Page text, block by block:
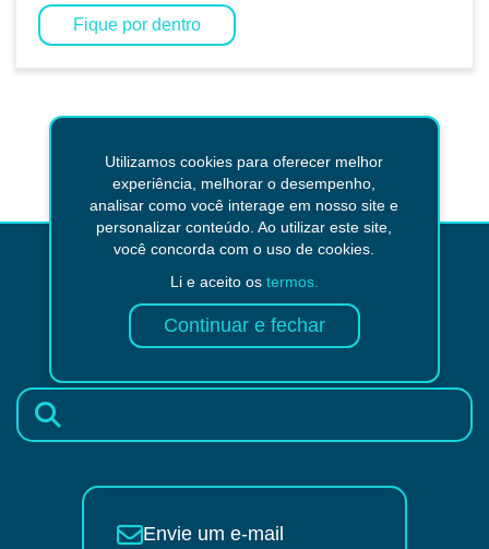
Fique por dentro
Não encontrou o que
procurava?
Envie um e-mail
Utilizamos cookies para oferecer melhor
experiência, melhorar o desempenho,
analisar como você interage em nosso site e
personalizar conteúdo. Ao utilizar este site,
você concorda com o uso de cookies.
Li e aceito os termos.